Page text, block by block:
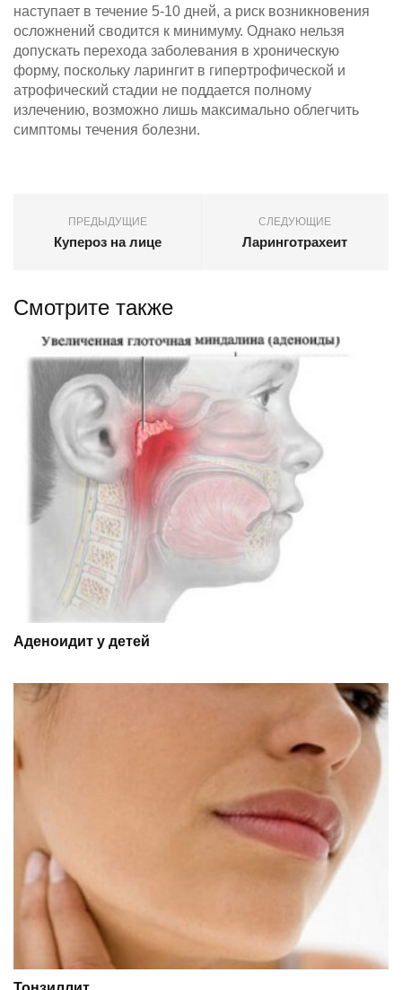
наступает в течение 5-10 дней, а риск возникновения
осложнений сводится к минимуму. Однако нельзя
допускать перехода заболевания в хроническую
форму, поскольку ларингит в гипертрофической и
атрофический стадии не поддается полному
излечению, возможно лишь максимально облегчить
симптомы течения болезни.
ПРЕДЫДУЩИЕ
Купероз на лице
СЛЕДУЮЩИЕ
Ларинготрахеит
Смотрите также
Аденоидит у детей